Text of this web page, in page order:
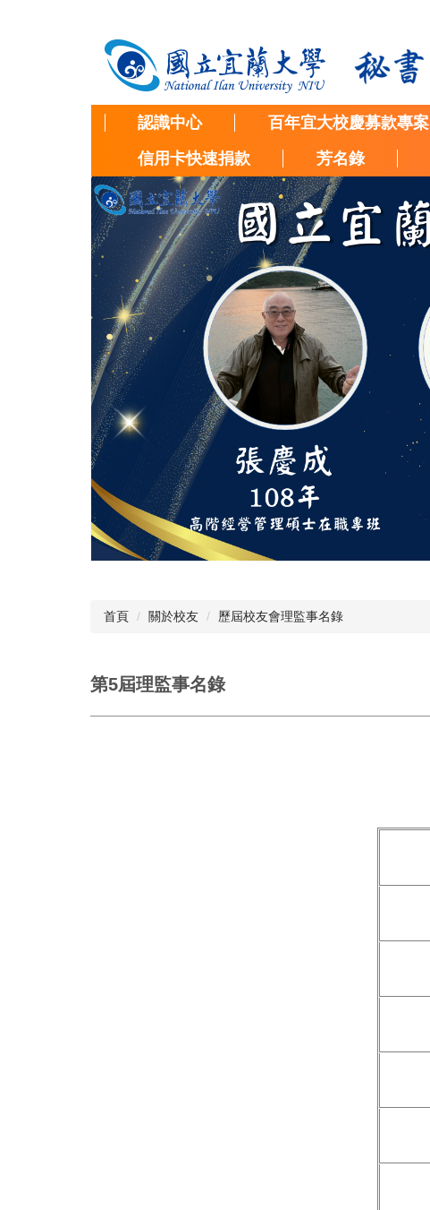
認識中心 百年宜大校慶募款專案
信用卡快速捐款
芳名錄
首頁 關於校友 歷屆校友會理監事名錄
第5屆理監事名錄